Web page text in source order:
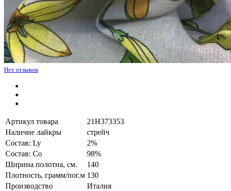
Нет отзывов
Артикул товара
21H373353
Наличие лайкры
стрейч
Состав: Ly
2%
Состав: Co
98%
Ширина полотна, см.
140
Плотность, грамм/пог.м 130
Производство
Италия